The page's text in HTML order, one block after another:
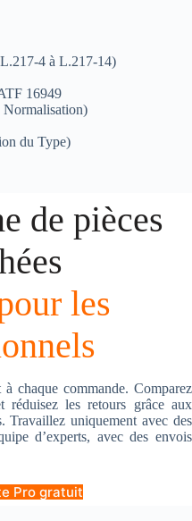
4 à L.217-14)
16949
du Type)
de pièces
les
chaque commande. Comparez
les retours grâce aux
Travaillez uniquement avec des
d’experts, avec des envois
Pro gratuit